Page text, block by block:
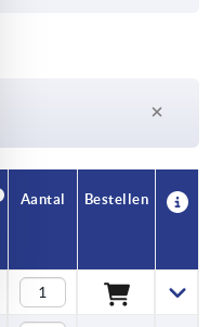
Aantal Bestellen